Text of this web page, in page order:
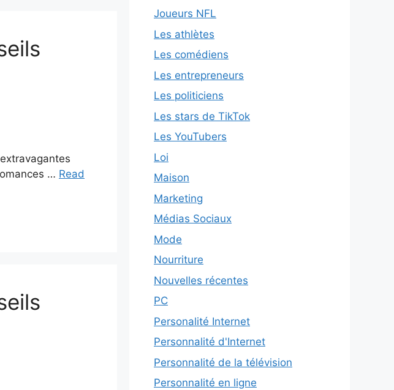
… Read
Joueurs NFL
Les athlètes
Les comédiens
Les entrepreneurs
Les politiciens
Les stars de TikTok
Les YouTubers
Loi
Maison
Marketing
Médias Sociaux
Mode
Nourriture
Nouvelles récentes
PC
Personalité Internet
Personnalité d'Internet
Personnalité de la télévision
Personnalité en ligne